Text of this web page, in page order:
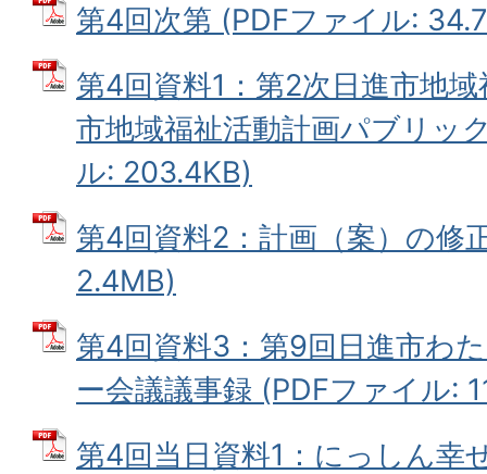
第4回次第 (PDFファイル:
第4回資料1：第2次日進市地
市地域福祉活動計画パブリッ
ル: 203.4KB)
第4回資料2：計画（案）の修
2.4MB)
第4回資料3：第9回日進市わ
ー会議議事録 (PDFファイル:
第4回当日資料1：にっしん幸